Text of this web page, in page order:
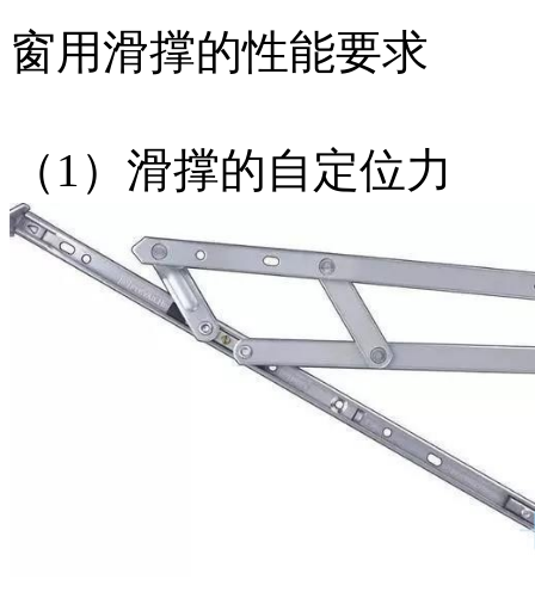
窗用滑撑的性能要求
（1）滑撑的自定位力